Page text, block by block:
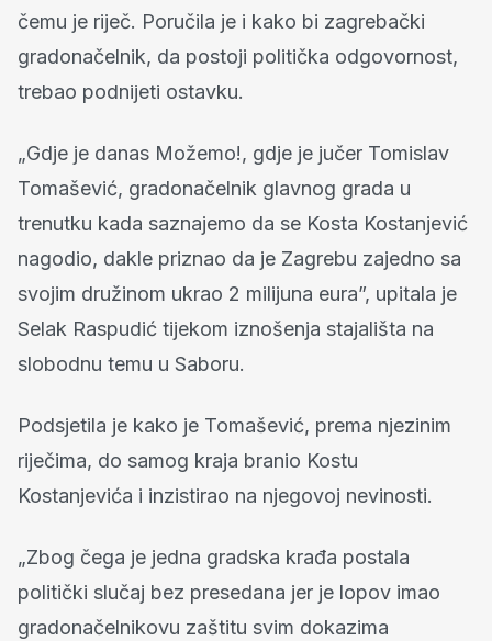
čemu je riječ. Poručila je i kako bi zagrebački
gradonačelnik, da postoji politička odgovornost,
trebao podnijeti ostavku.
„Gdje je danas Možemo!, gdje je jučer Tomislav
Tomašević, gradonačelnik glavnog grada u
trenutku kada saznajemo da se Kosta Kostanjević
nagodio, dakle priznao da je Zagrebu zajedno sa
svojim družinom ukrao 2 milijuna eura”, upitala je
Selak Raspudić tijekom iznošenja stajališta na
slobodnu temu u Saboru.
Podsjetila je kako je Tomašević, prema njezinim
riječima, do samog kraja branio Kostu
Kostanjevića i inzistirao na njegovoj nevinosti.
„Zbog čega je jedna gradska krađa postala
politički slučaj bez presedana jer je lopov imao
gradonačelnikovu zaštitu svim dokazima